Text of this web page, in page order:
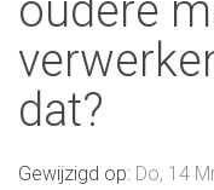
oudere
dat?
Gewijzigd op: Do, 14